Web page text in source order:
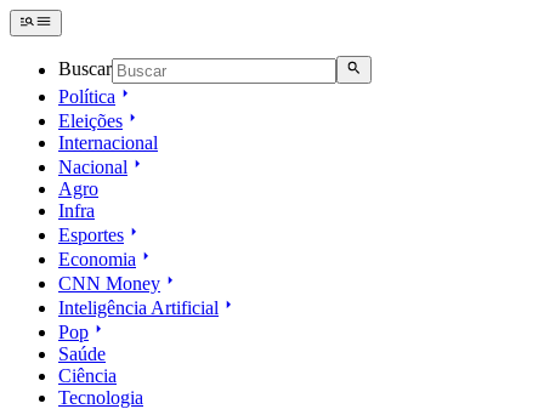
Buscar
Política
Eleições
Internacional
Nacional
Agro
Infra
Esportes
Economia
CNN Money
Inteligência Artificial
Pop
Saúde
Ciência
Tecnologia